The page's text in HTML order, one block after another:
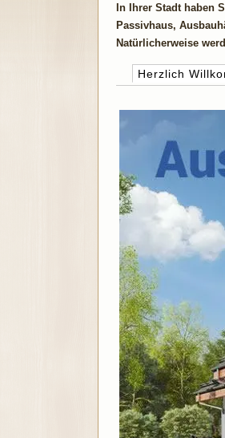
In Ihrer Stadt haben
Passivhaus,
Natürlicherweise
Herzlich